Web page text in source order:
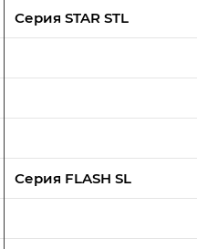
Серия STAR STL
Серия FLASH SL